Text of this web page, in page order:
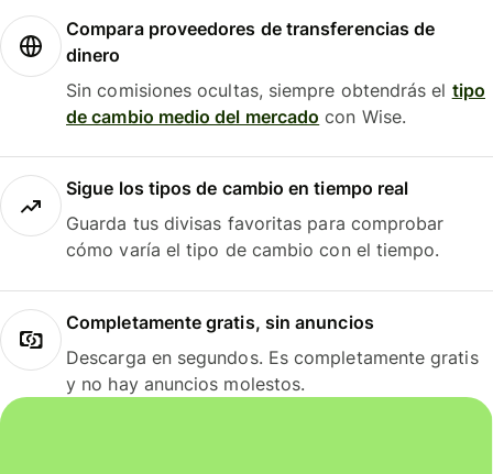
Compara proveedores de transferencias de
dinero
Sin comisiones ocultas, siempre obtendrás el tipo
de cambio medio del mercado con Wise.
Sigue los tipos de cambio en tiempo real
Guarda tus divisas favoritas para comprobar
cómo varía el tipo de cambio con el tiempo.
Completamente gratis, sin anuncios
Descarga en segundos. Es completamente gratis
y no hay anuncios molestos.